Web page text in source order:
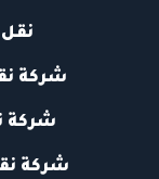
شركة
شركة
شركة